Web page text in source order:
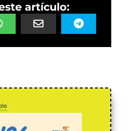
artículo: